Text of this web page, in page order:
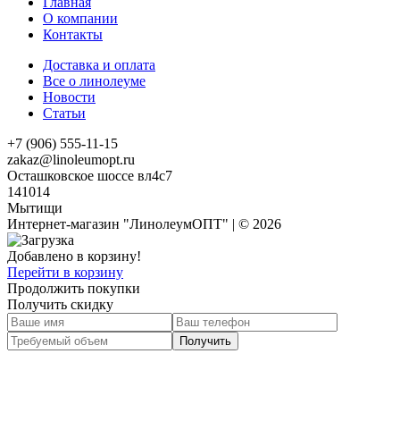
О компании
Контакты
Доставка и оплата
Все о линолеуме
Новости
Статьи
+7 (906) 555-11-15
zakaz@linoleumopt.ru
Осташковское шоссе вл4с7
141014
Мытищи
Интернет-магазин "ЛинолеумОПТ" | © 2026
Добавлено в корзину!
Перейти в корзину
Продолжить покупки
Получить скидку